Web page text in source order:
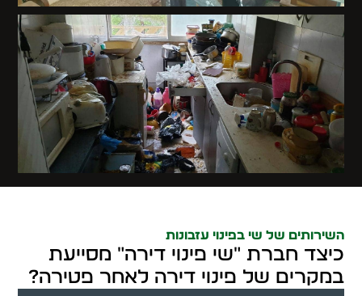
השירותים של שי בפינוי עזבונות
כיצד חברת "שי פינוי דירה" מסייעת
במקרים של פינוי דירה לאחר פטירה?